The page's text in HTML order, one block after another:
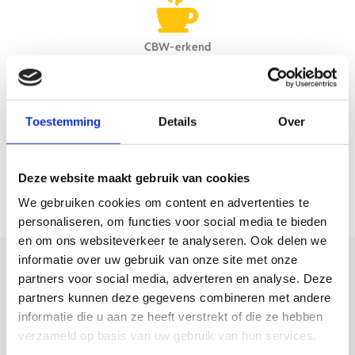
Toestemming Details Over
Deze website maakt gebruik van cookies
We gebruiken cookies om content en advertenties te
personaliseren, om functies voor social media te bieden
en om ons websiteverkeer te analyseren. Ook delen we
informatie over uw gebruik van onze site met onze
partners voor social media, adverteren en analyse. Deze
partners kunnen deze gegevens combineren met andere
informatie die u aan ze heeft verstrekt of die ze hebben
verzameld op basis van uw gebruik van hun services.
CBW-erkend
Smits-stappenplan
3D-animaties
De perfecte afwerking
met onze
inbouwapparatuur voor